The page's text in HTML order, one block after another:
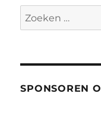
Zoeken
naar:
SPONSOREN